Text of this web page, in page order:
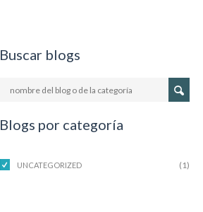
Buscar blogs
Blogs por categoría
UNCATEGORIZED (1)